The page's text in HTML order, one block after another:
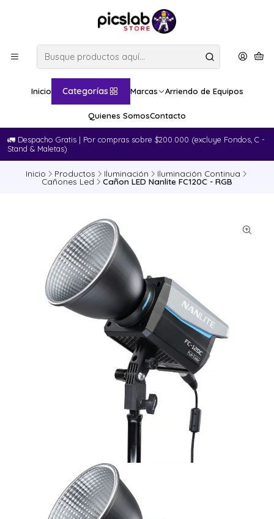
Inicio Categorías Marcas Arriendo de Equipos
Quienes SomosContacto
🚛​ Despacho Gratis | Por compras sobre $200.000 (excluye Fondos, C -
Stand & Maletas)
Inicio Productos Iluminación Iluminación Continua
Cañones Led Cañon LED Nanlite FC120C - RGB